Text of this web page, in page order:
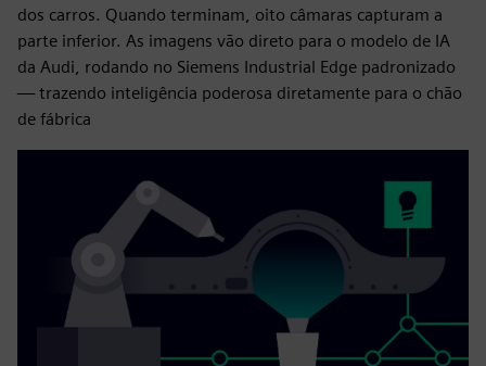
dos carros. Quando terminam, oito câmaras capturam a
parte inferior. As imagens vão direto para o modelo de IA
da Audi, rodando no Siemens Industrial Edge padronizado
— trazendo inteligência poderosa diretamente para o chão
de fábrica